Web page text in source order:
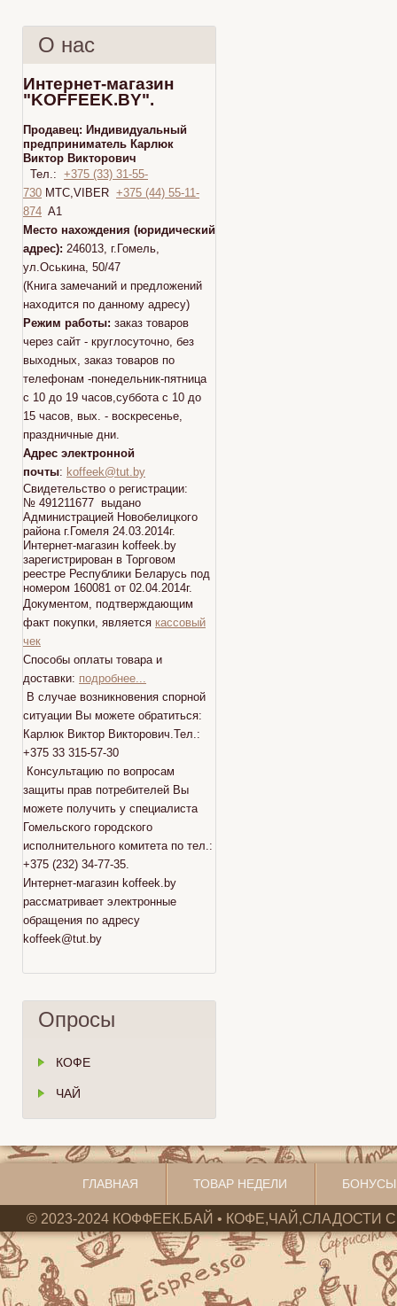
О нас
Интернет-магазин
"KOFFEEK.BY".
Продавец: Индивидуальный
предприниматель Карлюк
Виктор Викторович
Тел.: +375 (33) 31-55-
730 МТС,VIBER +375 (44) 55-11-
874 A1
Место нахождения (юридический
адрес): 246013, г.Гомель,
ул.Оськина, 50/47
(Книга замечаний и предложений
находится по данному адресу)
Режим работы: заказ товаров
через сайт - круглосуточно, без
выходных, заказ товаров по
телефонам -понедельник-пятница
с 10 до 19 часов,суббота с 10 до
15 часов, вых. - воскресенье,
праздничные дни.
Адрес электронной
почты: koffeek@tut.by
Свидетельство о регистрации:
№ 491211677 выдано
Администрацией Новобелицкого
района г.Гомеля 24.03.2014г.
Интернет-магазин koffeek.by
зарегистрирован в Торговом
реестре Республики Беларусь под
номером 160081 от 02.04.2014г.
Документом, подтверждающим
факт покупки, является кассовый
чек
Способы оплаты товара и
доставки: подробнее...
В случае возникновения спорной
ситуации Вы можете обратиться:
Карлюк Виктор Викторович.Тел.:
+375 33 315-57-30
Консультацию по вопросам
защиты прав потребителей Вы
можете получить у специалиста
Гомельского городского
исполнительного комитета по тел.:
+375 (232) 34-77-35.
Интернет-магазин koffeek.by
рассматривает электронные
обращения по адресу
koffeek@tut.by
Опросы
КОФЕ
ЧАЙ
ГЛАВНАЯ ТОВАР НЕДЕЛИ
© 2023-2024 КОФФЕЕК.БАЙ • КОФЕ,ЧАЙ,СЛАДОСТИ С